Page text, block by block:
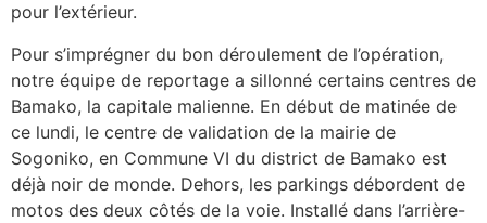
pour l’extérieur.
Pour s’imprégner du bon déroulement de l’opération,
notre équipe de reportage a sillonné certains centres de
Bamako, la capitale malienne. En début de matinée de
ce lundi, le centre de validation de la mairie de
Sogoniko, en Commune VI du district de Bamako est
déjà noir de monde. Dehors, les parkings débordent de
motos des deux côtés de la voie. Installé dans l’arrière-